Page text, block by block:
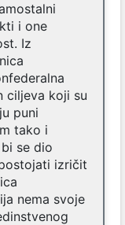
i one
Iz
ciljeva koji su
puni
tako i
se dio
izričit
nema svoje